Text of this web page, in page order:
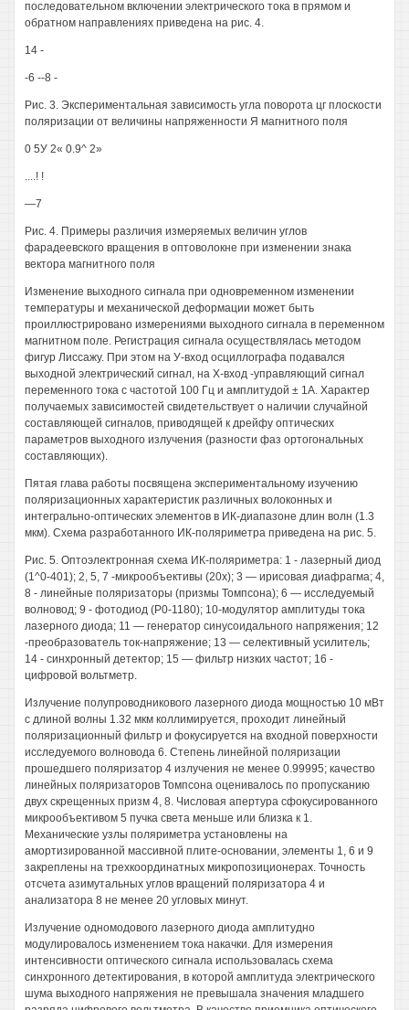
последовательном включении электрического тока в прямом и
обратном направлениях приведена на рис. 4.
14 -
-6 --8 -
Рис. 3. Экспериментальная зависимость угла поворота цг плоскости
поляризации от величины напряженности Я магнитного поля
0 5У 2« 0.9^ 2»
....! !
—7
Рис. 4. Примеры различия измеряемых величин углов
фарадеевского вращения в оптоволокне при изменении знака
вектора магнитного поля
Изменение выходного сигнала при одновременном изменении
температуры и механической деформации может быть
проиллюстрировано измерениями выходного сигнала в переменном
магнитном поле. Регистрация сигнала осуществлялась методом
фигур Лиссажу. При этом на У-вход осциллографа подавался
выходной электрический сигнал, на Х-вход -управляющий сигнал
переменного тока с частотой 100 Гц и амплитудой ± 1А. Характер
получаемых зависимостей свидетельствует о наличии случайной
составляющей сигналов, приводящей к дрейфу оптических
параметров выходного излучения (разности фаз ортогональных
составляющих).
Пятая глава работы посвящена экспериментальному изучению
поляризационных характеристик различных волоконных и
интегрально-оптических элементов в ИК-диапазоне длин волн (1.3
мкм). Схема разработанного ИК-поляриметра приведена на рис. 5.
Рис. 5. Оптоэлектронная схема ИК-поляриметра: 1 - лазерный диод
(1^0-401); 2, 5, 7 -микрообъективы (20х); 3 — ирисовая диафрагма; 4,
8 - линейные поляризаторы (призмы Томпсона); 6 — исследуемый
волновод; 9 - фотодиод (Р0-1180); 10-модулятор амплитуды тока
лазерного диода; 11 — генератор синусоидального напряжения; 12
-преобразователь ток-напряжение; 13 — селективный усилитель;
14 - синхронный детектор; 15 — фильтр низких частот; 16 -
цифровой вольтметр.
Излучение полупроводникового лазерного диода мощностью 10 мВт
с длиной волны 1.32 мкм коллимируется, проходит линейный
поляризационный фильтр и фокусируется на входной поверхности
исследуемого волновода 6. Степень линейной поляризации
прошедшего поляризатор 4 излучения не менее 0.99995; качество
линейных поляризаторов Томпсона оценивалось по пропусканию
двух скрещенных призм 4, 8. Числовая апертура сфокусированного
микрообъективом 5 пучка света меньше или близка к 1.
Механические узлы поляриметра установлены на
амортизированной массивной плите-основании, элементы 1, 6 и 9
закреплены на трехкоординатных микропозиционерах. Точность
отсчета азимутальных углов вращений поляризатора 4 и
анализатора 8 не менее 20 угловых минут.
Излучение одномодового лазерного диода амплитудно
модулировалось изменением тока накачки. Для измерения
интенсивности оптического сигнала использовалась схема
синхронного детектирования, в которой амплитуда электрического
шума выходного напряжения не превышала значения младшего